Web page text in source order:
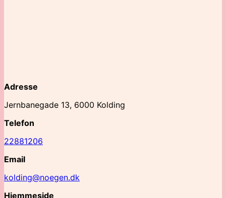
Adresse
Jernbanegade 13, 6000 Kolding
Telefon
22881206
Email
kolding@noegen.dk
Hjemmeside